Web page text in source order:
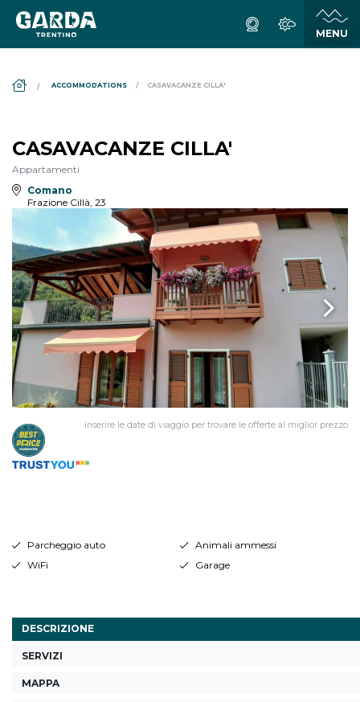
ACCOMMODATIONS CASAVACANZE CILLA'
CASAVACANZE CILLA'
Appartamenti
Comano
Frazione Cillà, 23
inserire le date di viaggio per trovare le offerte al miglior prezzo
Parcheggio auto
Animali ammessi
WiFi
Garage
DESCRIZIONE
SERVIZI
MAPPA